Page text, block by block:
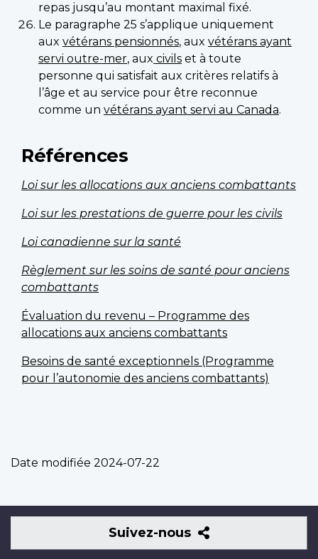
repas jusqu’au montant maximal fixé.
Le paragraphe 25 s’applique uniquement
aux vétérans pensionnés, aux vétérans ayant
servi outre-mer, aux civils et à toute
personne qui satisfait aux critères relatifs à
l’âge et au service pour être reconnue
comme un vétérans ayant servi au Canada.
Références
Loi sur les allocations aux anciens combattants
Loi sur les prestations de guerre pour les civils
Loi canadienne sur la santé
Règlement sur les soins de santé pour anciens
combattants
Évaluation du revenu – Programme des
allocations aux anciens combattants
Besoins de santé exceptionnels (Programme
pour l’autonomie des anciens combattants)
Date modifiée 2024-07-22
Suivez-nous
Suivez-
nous